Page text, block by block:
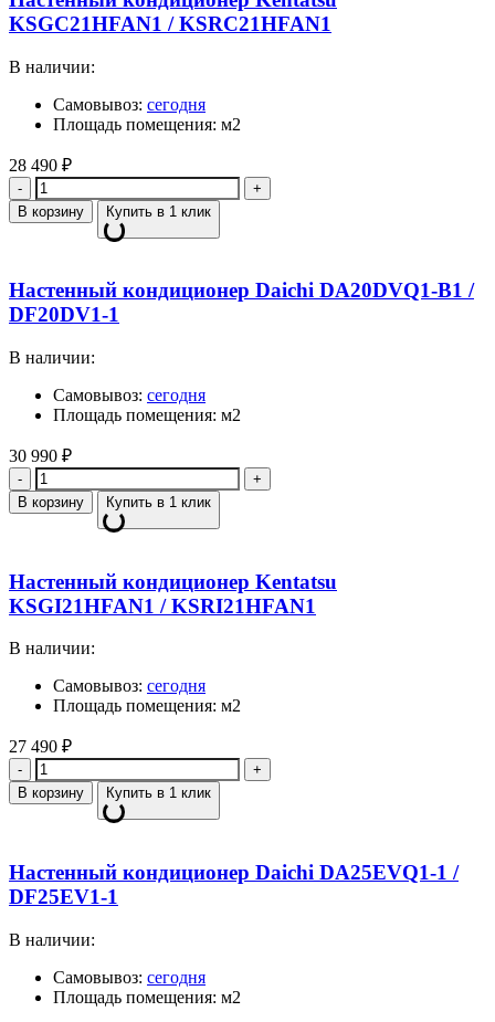
KSGC21HFAN1 / KSRC21HFAN1
В наличии:
Самовывоз: сегодня
Площадь помещения: м2
28 490 ₽
Количество
В корзину Купить в 1 клик
Настенный кондиционер Daichi DA20DVQ1-B1 /
DF20DV1-1
В наличии:
Самовывоз: сегодня
Площадь помещения: м2
30 990 ₽
Количество
В корзину Купить в 1 клик
Настенный кондиционер Kentatsu
KSGI21HFAN1 / KSRI21HFAN1
В наличии:
Самовывоз: сегодня
Площадь помещения: м2
27 490 ₽
Количество
В корзину Купить в 1 клик
Настенный кондиционер Daichi DA25EVQ1-1 /
DF25EV1-1
В наличии:
Самовывоз: сегодня
Площадь помещения: м2